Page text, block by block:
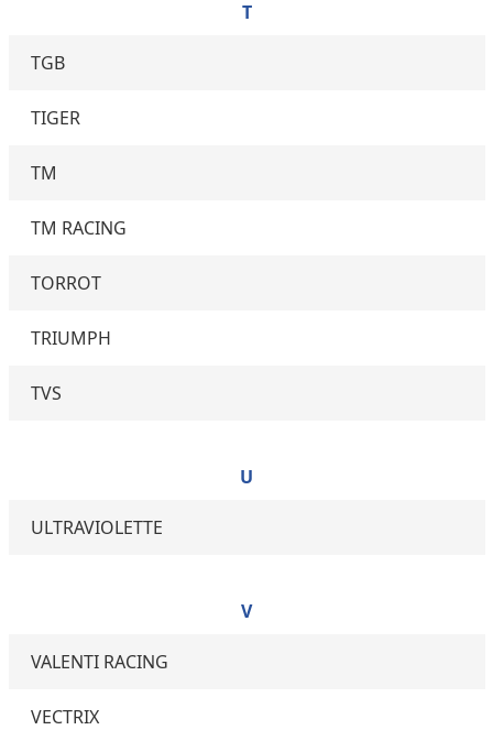
T
TGB
TIGER
TM
TM RACING
TORROT
TRIUMPH
TVS
U
ULTRAVIOLETTE
V
VALENTI RACING
VECTRIX